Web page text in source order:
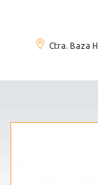
Ctra. Baza